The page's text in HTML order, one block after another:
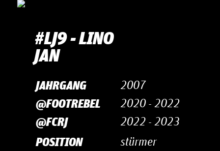
#LJ9 - LINO
JAN
JAHRGANG 2007
@FOOTREBEL 2020 - 2022
@FCRJ 2022 - 2023
POSITION stürmer